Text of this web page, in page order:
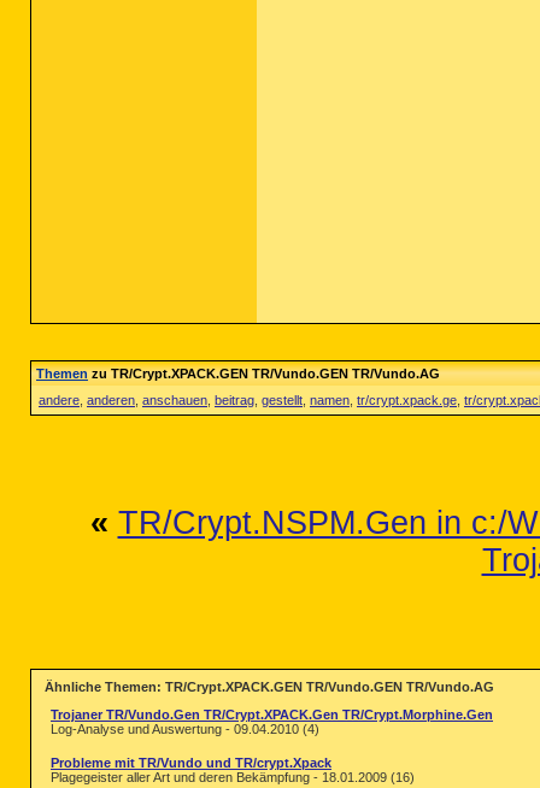
Themenzu TR/Crypt.XPACK.GEN TR/Vundo.GEN TR/Vundo.AG
andere anderen anschauen beitrag gestellt namen tr/crypt.xpack.ge tr/
« TR/Crypt.NSPM.Gen in c:/
Ähnliche Themen: TR/Crypt.XPACK.GEN TR/Vundo.GEN TR/Vundo.AG
Trojaner TR/Vundo.Gen TR/Crypt.XPACK.Gen TR/Crypt.Morphine.Gen
Log-Analyse und Auswertung - 09.04.2010 (4)
Probleme mit TR/Vundo und TR/crypt.Xpack
Plagegeister aller Art und deren Bekämpfung - 18.01.2009 (16)